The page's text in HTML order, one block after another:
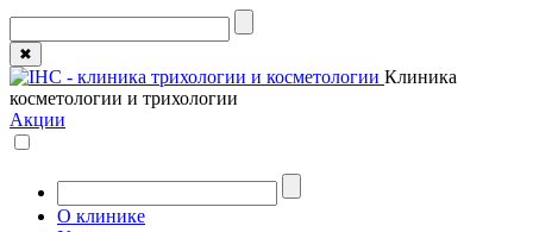
✖
Клиника
косметологии и трихологии
Акции
О клинике